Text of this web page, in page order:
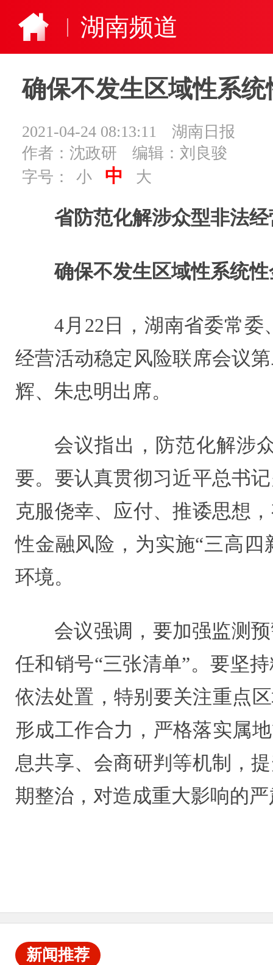
湖南频道
确保不发生区域性系
2021-04-24 08:13:11
湖南日报
作者：沈政研
编辑：刘良骏
字号：
小 中 大
省防范化解涉众型非法
确保不发生区域性系统
4月22日，湖南省委常
经营活动稳定风险联席会议
辉、朱忠明出席。
会议指出，防范化解涉
要。要认真贯彻习近平总书
克服侥幸、应付、推诿思想
性金融风险，为实施“三高
环境。
会议强调，要加强监测
任和销号“三张清单”。要坚
依法处置，特别要关注重点
形成工作合力，严格落实属
息共享、会商研判等机制，
期整治，对造成重大影响的
新闻推荐